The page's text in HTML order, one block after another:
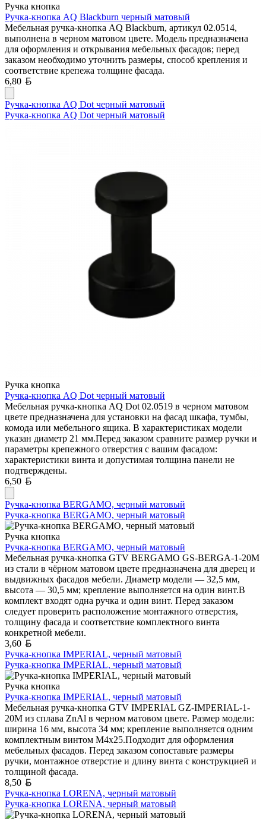
Ручка кнопка
Ручка-кнопка AQ Blackburn черный матовый
Мебельная ручка-кнопка AQ Blackburn, артикул 02.0514,
выполнена в черном матовом цвете. Модель предназначена
для оформления и открывания мебельных фасадов; перед
заказом необходимо уточнить размеры, способ крепления и
соответствие крепежа толщине фасада.
6,80
Ручка-кнопка AQ Dot черный матовый
Ручка-кнопка AQ Dot черный матовый
Ручка кнопка
Ручка-кнопка AQ Dot черный матовый
Мебельная ручка-кнопка AQ Dot 02.0519 в черном матовом
цвете предназначена для установки на фасад шкафа, тумбы,
комода или мебельного ящика. В характеристиках модели
указан диаметр 21 мм.Перед заказом сравните размер ручки и
параметры крепежного отверстия с вашим фасадом:
характеристики винта и допустимая толщина панели не
подтверждены.
6,50
Ручка-кнопка BERGAMO, черный матовый
Ручка-кнопка BERGAMO, черный матовый
Ручка кнопка
Ручка-кнопка BERGAMO, черный матовый
Мебельная ручка-кнопка GTV BERGAMO GS-BERGA-1-20M
из стали в чёрном матовом цвете предназначена для дверец и
выдвижных фасадов мебели. Диаметр модели — 32,5 мм,
высота — 30,5 мм; крепление выполняется на один винт.В
комплект входят одна ручка и один винт. Перед заказом
следует проверить расположение монтажного отверстия,
толщину фасада и соответствие комплектного винта
конкретной мебели.
3,60
Ручка-кнопка IMPERIAL, черный матовый
Ручка-кнопка IMPERIAL, черный матовый
Ручка кнопка
Ручка-кнопка IMPERIAL, черный матовый
Мебельная ручка-кнопка GTV IMPERIAL GZ-IMPERIAL-1-
20M из сплава ZnAl в черном матовом цвете. Размер модели:
ширина 16 мм, высота 34 мм; крепление выполняется одним
комплектным винтом M4x25.Подходит для оформления
мебельных фасадов. Перед заказом сопоставьте размеры
ручки, монтажное отверстие и длину винта с конструкцией и
толщиной фасада.
8,50
Ручка-кнопка LORENA, черный матовый
Ручка-кнопка LORENA, черный матовый